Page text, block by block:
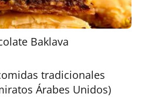
Baklava
tradicionales
Árabes Unidos)